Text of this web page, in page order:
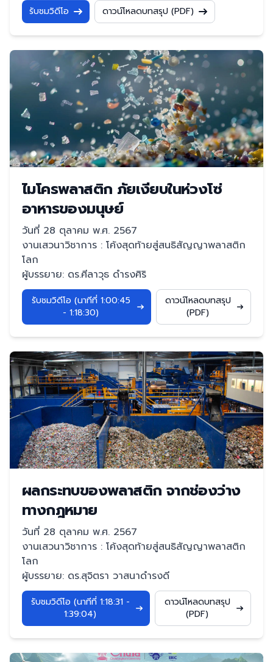
รับชมวิดีโอ ดาวน์โหลดบทสรุป (PDF)
ไมโครพลาสติก ภัยเงียบในห่วงโซ่
อาหารของมนุษย์
วันที่ 28 ตุลาคม พ.ศ. 2567
งานเสวนาวิชาการ : โค้งสุดท้ายสู่สนธิสัญญาพลาสติก
โลก
ผู้บรรยาย: ดร.ศีลาวุธ ดํารงศิริ
รับชมวิดีโอ (นาทีที่ 1:00:45
- 1:18:30)
ดาวน์โหลดบทสรุป
(PDF)
ผลกระทบของพลาสติก จากช่องว่าง
ทางกฎหมาย
วันที่ 28 ตุลาคม พ.ศ. 2567
งานเสวนาวิชาการ : โค้งสุดท้ายสู่สนธิสัญญาพลาสติก
โลก
ผู้บรรยาย: ดร.สุจิตรา วาสนาดํารงดี
รับชมวิดีโอ (นาทีที่ 1:18:31 -
1:39:04)
ดาวน์โหลดบทสรุป
(PDF)